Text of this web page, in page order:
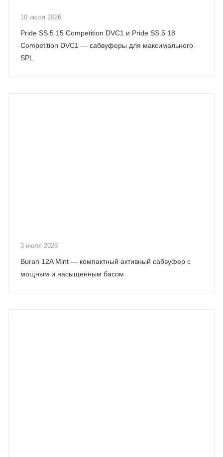
10 июля 2026
Pride SS.5 15 Competition DVC1 и Pride SS.5 18
Competition DVC1 — сабвуферы для максимального
SPL
3 июля 2026
Buran 12A Mint — компактный активный сабвуфер с
мощным и насыщенным басом